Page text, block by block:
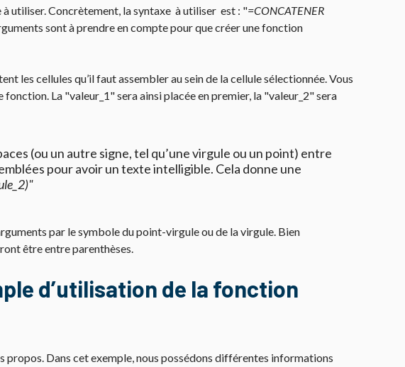
utiliser. Concrètement, la syntaxe à utiliser est : "=CONCATENER
sont à prendre en compte pour que créer une fonction
les cellules qu’il faut assembler au sein de la cellule sélectionnée. Vous
La "valeur_1" sera ainsi placée en premier, la "valeur_2" sera
(ou un autre signe, tel qu’une virgule ou un point) entre
pour avoir un texte intelligible. Cela donne une
par le symbole du point-virgule ou de la virgule. Bien
être entre parenthèses.
d’utilisation de la fonction
propos. Dans cet exemple, nous possédons différentes informations